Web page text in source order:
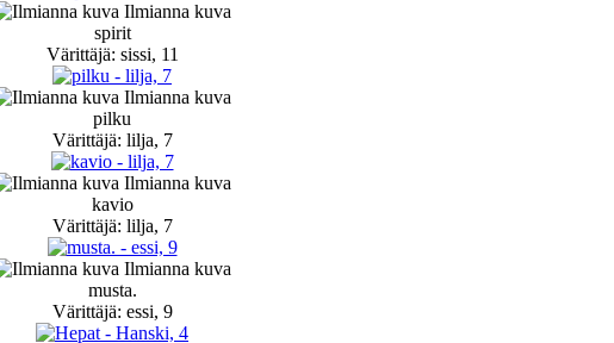
Ilmianna kuva
spirit
Värittäjä: sissi, 11
Ilmianna kuva
pilku
Värittäjä: lilja, 7
Ilmianna kuva
kavio
Värittäjä: lilja, 7
Ilmianna kuva
musta.
Värittäjä: essi, 9